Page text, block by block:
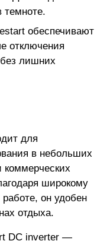
темноте.
обеспечивают
отключения
лишних
для
в небольших
широкому
он удобен
отдыха.
DC inverter —